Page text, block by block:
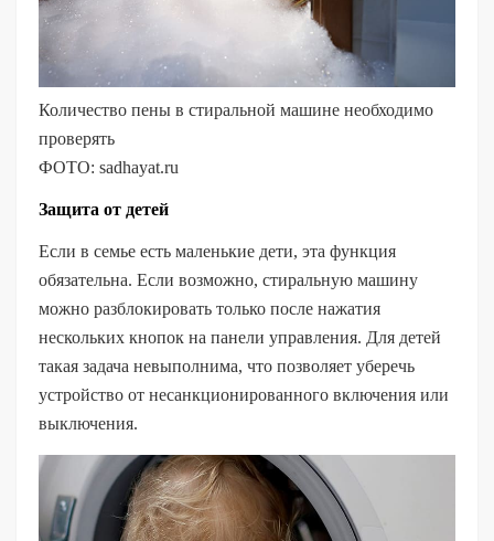
Количество пены в стиральной машине необходимо
проверять
ФОТО: sadhayat.ru
Защита от детей
Если в семье есть маленькие дети, эта функция
обязательна. Если возможно, стиральную машину
можно разблокировать только после нажатия
нескольких кнопок на панели управления. Для детей
такая задача невыполнима, что позволяет уберечь
устройство от несанкционированного включения или
выключения.